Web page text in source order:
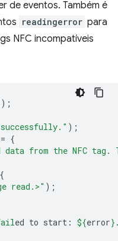
de eventos. Também é
readingerror para
NFC incompatíveis
);
= {
data from the NFC tag.
{
read.>" );
ed to start: ${error}